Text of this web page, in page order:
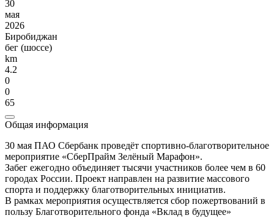
30
мая
2026
Биробиджан
бег (шоссе)
km
4.2
0
0
65
Общая информация
30 мая ПАО Сбербанк проведёт спортивно-благотворительное
мероприятие «СберПрайм Зелёный Марафон».
Забег ежегодно объединяет тысячи участников более чем в 60
городах России. Проект направлен на развитие массового
спорта и поддержку благотворительных инициатив.
В рамках мероприятия осуществляется сбор пожертвований в
пользу Благотворительного фонда «Вклад в будущее»